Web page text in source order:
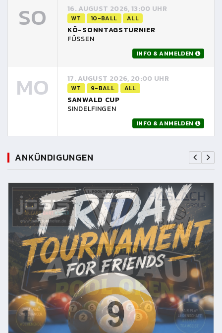
SO 16. AUGUST 2026, 13:00 UHR
WT 10-BALL ALL
KÖ-SONNTAGSTURNIER
FÜSSEN
INFO & ANMELDEN
MO 17. AUGUST 2026, 20:00 UHR
WT 9-BALL ALL
SANWALD CUP
SINDELFINGEN
INFO & ANMELDEN
ANKÜNDIGUNGEN